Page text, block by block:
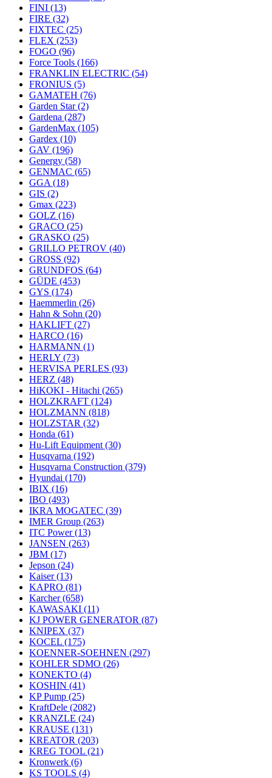
FINI (13)
FIRE (32)
FIXTEC (25)
FLEX (253)
FOGO (96)
Force Tools (166)
FRANKLIN ELECTRIC (54)
FRONIUS (5)
GAMATEH (76)
Garden Star(2)
Gardena (287)
GardenMax (105)
Gardex (10)
GAV (196)
Genergy (58)
GENMAC (65)
GGA (18)
GIS (2)
Gmax (223)
GOLZ (16)
GRACO (25)
GRASKO (25)
GRILLO PETROV (40)
GROSS (92)
GRUNDFOS (64)
GÜDE (453)
GYS (174)
Haemmerlin (26)
Hahn & Sohn (20)
HAKLIFT (27)
HARCO (16)
HARMANN (1)
HERLY (73)
HERVISA PERLES (93)
HERZ (48)
HiKOKI - Hitachi (265)
HOLZKRAFT (124)
HOLZMANN (818)
HOLZSTAR (32)
Honda (61)
Hu-Lift Equipment (30)
Husqvarna (192)
Husqvarna Construction (379)
Hyundai (170)
IBIX (16)
IBO (493)
IKRA MOGATEC (39)
IMER Group (263)
ITC Power(13)
JANSEN (263)
JBM (17)
Jepson (24)
Kaiser(13)
KAPRO (81)
Karcher(658)
KAWASAKI (11)
KJ POWER GENERATOR (87)
KNIPEX (37)
KOCEL (175)
KOENNER-SOEHNEN (297)
KOHLER SDMO (26)
KONEKTO (4)
KOSHIN (41)
KP Pump (25)
KraftDele (2082)
KRANZLE (24)
KRAUSE (131)
KREATOR (203)
KREG TOOL (21)
Kronwerk (6)
KS TOOLS (4)